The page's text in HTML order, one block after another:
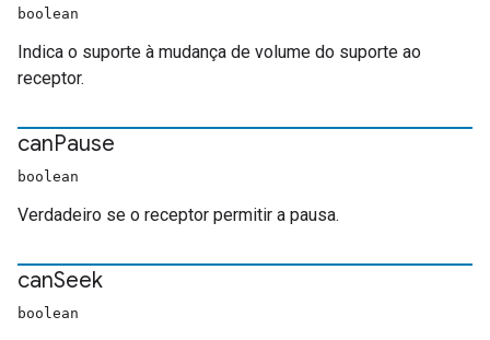
boolean
Indica o suporte à mudança de volume do suporte ao
receptor.
canPause
boolean
Verdadeiro se o receptor permitir a pausa.
canSeek
boolean